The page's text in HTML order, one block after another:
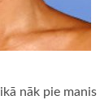
nāk pie